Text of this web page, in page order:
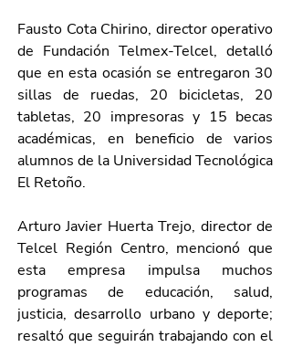
Fausto Cota Chirino, director operativo
de Fundación Telmex-Telcel, detalló
que en esta ocasión se entregaron 30
sillas de ruedas, 20 bicicletas, 20
tabletas, 20 impresoras y 15 becas
académicas, en beneficio de varios
alumnos de la Universidad Tecnológica
El Retoño.
Arturo Javier Huerta Trejo, director de
Telcel Región Centro, mencionó que
esta empresa impulsa muchos
programas de educación, salud,
justicia, desarrollo urbano y deporte;
resaltó que seguirán trabajando con el